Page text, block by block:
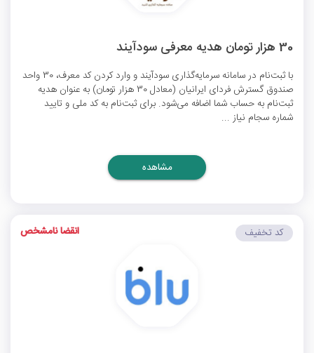
30 هزار تومان هدیه معرفی سودآیند
با ثبت‌نام در سامانه سرمایه‌گذاری سودآیند و وارد کردن کد معرف، 30 واحد
صندوق گسترش فردای ایرانیان (معادل 30 هزار تومان) به عنوان هدیه
ثبت‌نام به حساب شما اضافه می‌شود. برای ثبت‌نام به کد ملی و تایید
شماره سجام نیاز ...
مشاهده
کد تخفیف انقضا نامشخص